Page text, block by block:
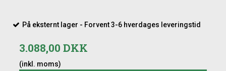
På eksternt lager - Forvent 3-6 hverdages leveringstid
3.088,00 DKK
(inkl. moms)